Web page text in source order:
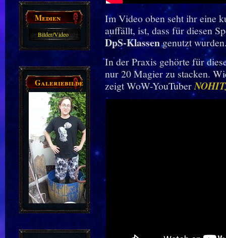
Medien
Bilder/Video
Galeriebilder
Im Video oben seht ihr eine
auffällt, ist, dass für diesen
DpS-Klassengenutzt
In der Praxis gehörte für
nur 20 Magier zu stacken.
zeigt WoW-YouTuber